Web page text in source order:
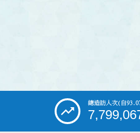
總造訪人次(自